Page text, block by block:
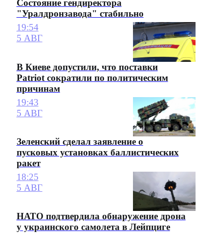
Состояние гендиректора
"Уралдронзавода" стабильно
19:54
5 АВГ
В Киеве допустили, что поставки
Patriot сократили по политическим
причинам
19:43
5 АВГ
Зеленский сделал заявление о
пусковых установках баллистических
ракет
18:25
5 АВГ
НАТО подтвердила обнаружение дрона
у украинского самолета в Лейпциге